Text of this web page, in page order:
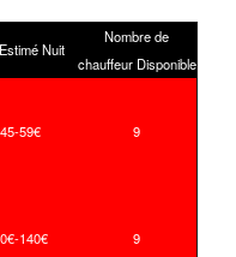
Nuit
Nombre de
chauffeur Disponible
59€ 9
140€ 9